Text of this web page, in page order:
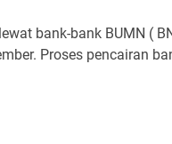
bank-bank BUMN (
Proses pencairan